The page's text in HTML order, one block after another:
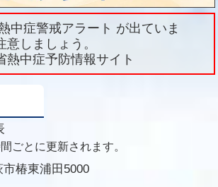
中症警戒アラート が出ていま
しましょう。
中症予防情報サイト
ごとに更新されます。
市椿東浦田5000